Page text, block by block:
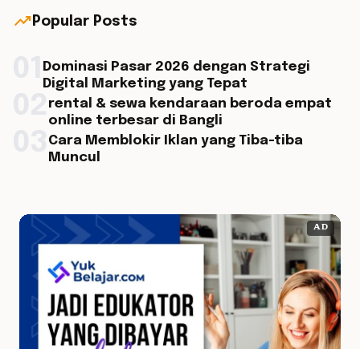
trending_up Popular Posts
Dominasi Pasar 2026 dengan Strategi
Digital Marketing yang Tepat
rental & sewa kendaraan beroda empat
online terbesar di Bangli
Cara Memblokir Iklan yang Tiba-tiba
Muncul
AD